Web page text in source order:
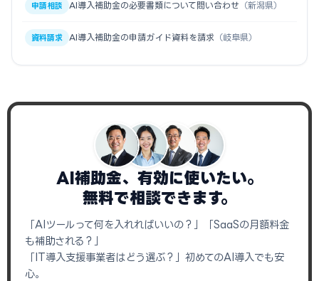
申請相談 AI導入補助金の必要書類について問い合わせ （新潟県）
資料請求 AI導入補助金の申請ガイド資料を請求 （岐阜県）
AI補助金、有効に使いたい。
無料で相談できます。
「AIツールって何を入れればいいの？」「SaaSの月額料金
も補助される？」
「IT導入支援事業者はどう選ぶ？」初めてのAI導入でも安
心。